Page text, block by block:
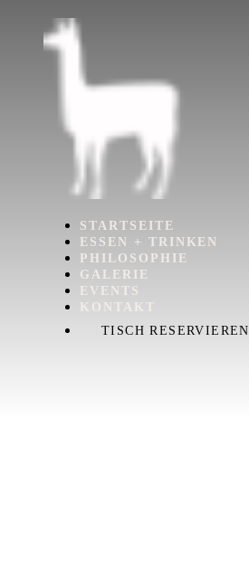
STARTSEITE
ESSEN + TRINKEN
PHILOSOPHIE
GALERIE
EVENTS
KONTAKT
TISCH RESERVIEREN